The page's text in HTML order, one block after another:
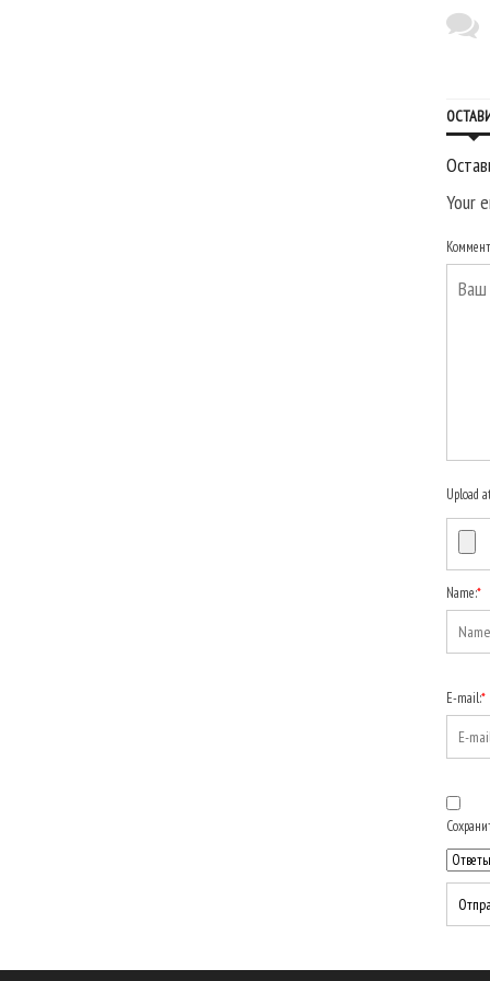
Your
Upload
Name:*
E-mail:*